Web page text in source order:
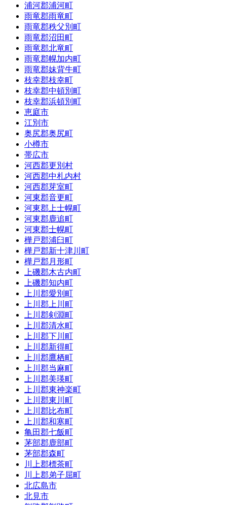
浦河郡浦河町
雨竜郡雨竜町
雨竜郡秩父別町
雨竜郡沼田町
雨竜郡北竜町
雨竜郡幌加内町
雨竜郡妹背牛町
枝幸郡枝幸町
枝幸郡中頓別町
枝幸郡浜頓別町
恵庭市
江別市
奥尻郡奥尻町
小樽市
帯広市
河西郡更別村
河西郡中札内村
河西郡芽室町
河東郡音更町
河東郡上士幌町
河東郡鹿追町
河東郡士幌町
樺戸郡浦臼町
樺戸郡新十津川町
樺戸郡月形町
上磯郡木古内町
上磯郡知内町
上川郡愛別町
上川郡上川町
上川郡剣淵町
上川郡清水町
上川郡下川町
上川郡新得町
上川郡鷹栖町
上川郡当麻町
上川郡美瑛町
上川郡東神楽町
上川郡東川町
上川郡比布町
上川郡和寒町
亀田郡七飯町
茅部郡鹿部町
茅部郡森町
川上郡標茶町
川上郡弟子屈町
北広島市
北見市